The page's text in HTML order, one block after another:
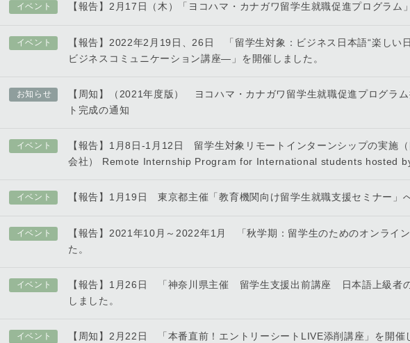
イベント 【報告】2月17日（木）「ヨコハマ・カナガワ留学生就職促進プログラム
イベント
【報告】2022年2月19日、26日 「留学生対象：ビジネス日本語“楽し
ビジネスコミュニケーション講座―」を開催しました。
お知らせ
【周知】（2021年度版） ヨコハマ・カナガワ留学生就職促進プログラ
ト完成の通知
イベント
【報告】1月8日-1月12日 留学生対象リモートインターンシップの実施
会社） Remote Internship Program for International students hosted
イベント 【報告】1月19日 東京都主催「教育機関向け留学生就職支援セミナー」
イベント
【報告】2021年10月～2022年1月 「秋学期：留学生のためのオンライ
た。
イベント
【報告】1月26日 「神奈川県主催 留学生支援出前講座 日本語上級者
しました。
イベント 【周知】2月22日 「本番直前！エントリーシートLIVE添削講座」を開催